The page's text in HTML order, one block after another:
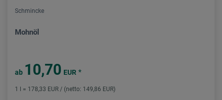
Schmincke
Mohnöl
ab 10,70 EUR *
1 l = 178,33 EUR / (netto: 149,86 EUR)